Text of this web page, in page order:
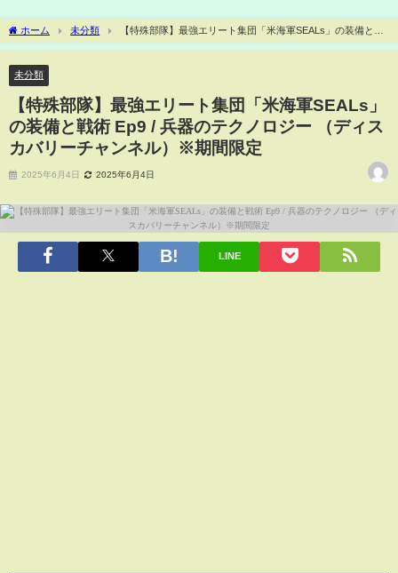
ホーム 未分類
【特殊部隊】最強エリート集団「米海軍SEALs」の装備と戦
術 Ep9 / 兵器のテクノロジー （ディスカバリーチャンネル）※期間限定
未分類
【特殊部隊】最強エリート集団「米海軍SEALs」
の装備と戦術 Ep9 / 兵器のテクノロジー （ディス
カバリーチャンネル）※期間限定
2025年6月4日 2025年6月4日
LINE